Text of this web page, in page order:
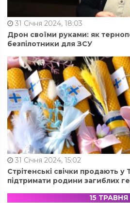
31 Січня 2024, 18:03
Дрон своїми руками: як
безпілотники для ЗСУ
31 Січня 2024, 15:02
Стрітенські свічки продають
підтримати родини загиблих
15 ТРАВНЯ